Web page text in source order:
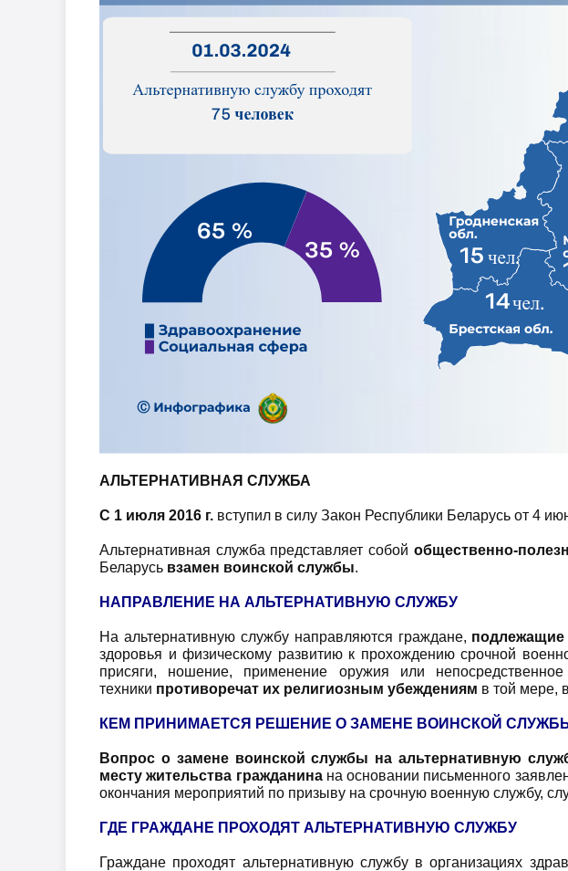
АЛЬТЕРНАТИВНАЯ СЛУЖБА
С 1 июля 2016 г. вступил в силу Закон Республики Беларусь от 4
Альтернативная служба представляет собой общественно-
Беларусь взамен воинской службы.
НАПРАВЛЕНИЕ НА АЛЬТЕРНАТИВНУЮ СЛУЖБУ
На альтернативную службу направляются граждане,
здоровья и физическому развитию к прохождению срочной
присяги, ношение, применение оружия или
техники противоречат их религиозным убеждениям в той мере,
КЕМ ПРИНИМАЕТСЯ РЕШЕНИЕ О ЗАМЕНЕ ВОИНСКОЙ
Вопрос о замене воинской службы на альтернативную
месту жительства гражданинана основании письменного
окончания мероприятий по призыву на срочную военную службу,
ГДЕ ГРАЖДАНЕ ПРОХОДЯТ АЛЬТЕРНАТИВНУЮ СЛУЖБУ
Граждане проходят альтернативную службу в организациях